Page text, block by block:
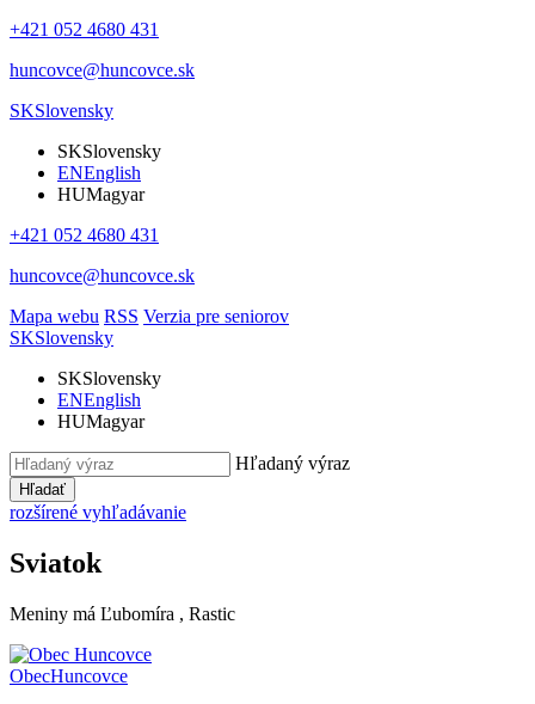
+421 052 4680 431
huncovce@huncovce.sk
SKSlovensky
SKSlovensky
ENEnglish
HUMagyar
+421 052 4680 431
huncovce@huncovce.sk
Mapa webu RSS Verzia pre seniorov
SKSlovensky
SKSlovensky
ENEnglish
HUMagyar
Hľadaný výraz
Hľadať
rozšírené vyhľadávanie
Sviatok
Meniny má Ľubomíra , Rastic
ObecHuncovce